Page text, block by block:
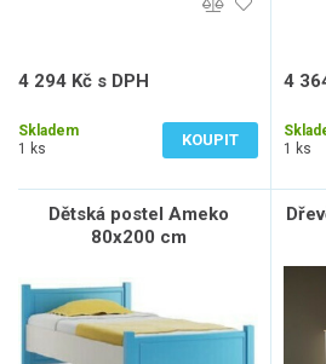
4 294 Kč s DPH
Skladem
1 ks
KOUPIT
4
1 ks
Dětská postel Ameko
80x200 cm